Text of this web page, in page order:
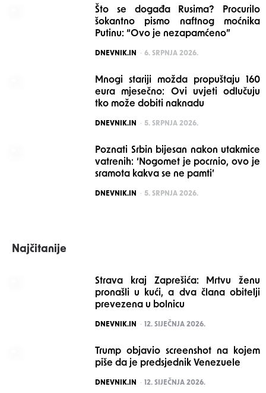
Što se događa Rusima? Procurilo
šokantno pismo naftnog moćnika
Putinu: “Ovo je nezapamćeno”
POSTED
DNEVNIK.IN 6. SRPNJA 2026.
Mnogi stariji možda propuštaju 160
eura mjesečno: Ovi uvjeti odlučuju
tko može dobiti naknadu
POSTED
DNEVNIK.IN 5. SRPNJA 2026.
Poznati Srbin bijesan nakon utakmice
vatrenih: ‘Nogomet je pocrnio, ovo je
sramota kakva se ne pamti’
POSTED
DNEVNIK.IN 5. SRPNJA 2026.
Najčitanije
Strava kraj Zaprešića: Mrtvu ženu
pronašli u kući, a dva člana obitelji
prevezena u bolnicu
POSTED
DNEVNIK.IN 12. SIJEČNJA 2026.
Trump objavio screenshot na kojem
piše da je predsjednik Venezuele
POSTED
DNEVNIK.IN 12. SIJEČNJA 2026.